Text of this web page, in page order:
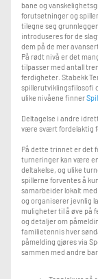
•Fordeler for
sommeren.
• Juniormedlemskap:
• Mikromedlemskap:
helgene)
Praktisk informasjon
•Foresatte på banen:
•Utstyr: Rengjorte
Påmelding og betaling
•Fakturering:Faktura
treningene slik at alle
ved avbrudd eller fravær.
Ansvarlig trener:
Helene Bakke
📧
For mer informasjon,
bane og
forutsetninger og
tilegne seg
introduseres for de
dem på de mer
På rødt nivå er det
tilpasser med antall
ferdigheter. Stabekk
spillerutviklingsfilosofi
ulike nivåene finner
Deltagelse i andre
være svært fordelaktig
På dette trinnet er det
turneringer kan være
deltakelse, og ulike
spillerne forventes å
samarbeider lokalt
og organiserer jevnlig
muligheter til å øve på
og detaljer om
familietennis hver
påmelding gjøres via
sammen med andre